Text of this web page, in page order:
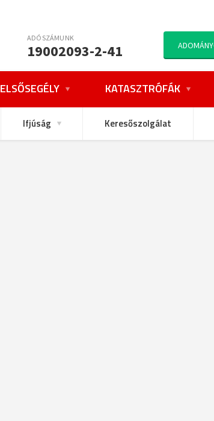
ADÓSZÁMUNK
19002093-2-41
ELSŐSEGÉLY KATASZTRÓFÁK
Ifjúság Keresőszolgálat